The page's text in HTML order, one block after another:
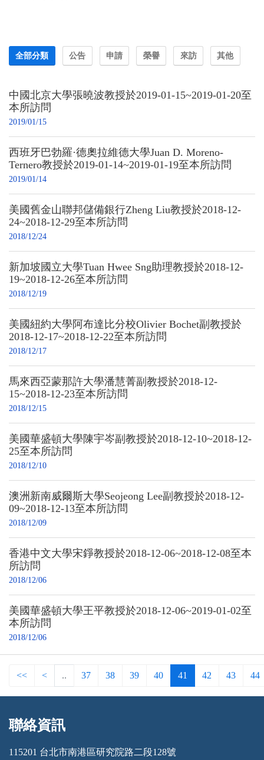
全部分類 公告 申請 榮譽 來訪 其他
中國北京大學張曉波教授於2019-01-15~2019-01-20至
本所訪問
2019/01/15
西班牙巴勃羅·德奧拉維德大學Juan D. Moreno-
Ternero教授於2019-01-14~2019-01-19至本所訪問
2019/01/14
美國舊金山聯邦儲備銀行Zheng Liu教授於2018-12-
24~2018-12-29至本所訪問
2018/12/24
新加坡國立大學Tuan Hwee Sng助理教授於2018-12-
19~2018-12-26至本所訪問
2018/12/19
美國紐約大學阿布達比分校Olivier Bochet副教授於
2018-12-17~2018-12-22至本所訪問
2018/12/17
馬來西亞蒙那許大學潘慧菁副教授於2018-12-
15~2018-12-23至本所訪問
2018/12/15
美國華盛頓大學陳宇岑副教授於2018-12-10~2018-12-
25至本所訪問
2018/12/10
澳洲新南威爾斯大學Seojeong Lee副教授於2018-12-
09~2018-12-13至本所訪問
2018/12/09
香港中文大學宋錚教授於2018-12-06~2018-12-08至本
所訪問
2018/12/06
美國華盛頓大學王平教授於2018-12-06~2019-01-02至
本所訪問
2018/12/06
<< < .. 37 38 39 40 41 42 43 44
:::
聯絡資訊
115201 台北市南港區研究院路二段128號